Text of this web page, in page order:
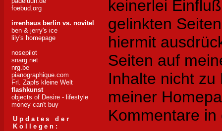
foebud.org
irrenhaus berlin vs. novitel
ben & jerry's ice
lily's homepage
nosepilot
snarg.net
nrg.be
pianographique.com
Frl. Zapfs kleine Welt
flashkunst
objects of Desire - lifestyle
money can't buy
Updates der
Kollegen:
keinerlei
gelinkten
hiermit
Seiten auf
Inhalte nicht
meiner
Kommentare